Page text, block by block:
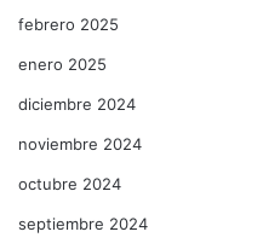
febrero 2025
enero 2025
diciembre 2024
noviembre 2024
octubre 2024
septiembre 2024